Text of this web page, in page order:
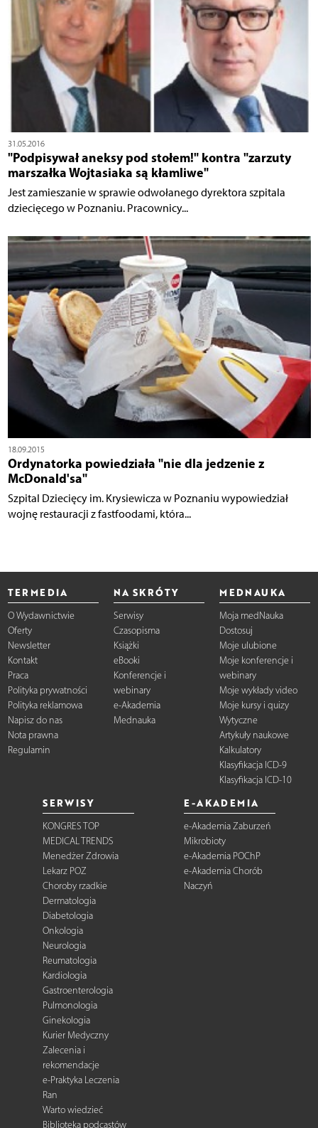
31.05.2016
"Podpisywał aneksy pod stołem!" kontra "zarzuty
marszałka Wojtasiaka są kłamliwe"
Jest zamieszanie w sprawie odwołanego dyrektora szpitala
dziecięcego w Poznaniu. Pracownicy...
18.09.2015
Ordynatorka powiedziała "nie dla jedzenie z
McDonald'sa"
Szpital Dziecięcy im. Krysiewicza w Poznaniu wypowiedział
wojnę restauracji z fastfoodami, która...
TERMEDIA
O Wydawnictwie
Oferty
Newsletter
Kontakt
Praca
Polityka prywatności
Polityka reklamowa
Napisz do nas
Nota prawna
Regulamin
NA SKRÓTY
Serwisy
Czasopisma
Książki
eBooki
Konferencje i
webinary
e-Akademia
Mednauka
MEDNAUKA
Moja medNauka
Dostosuj
Moje ulubione
Moje konferencje i
webinary
Moje wykłady video
Moje kursy i quizy
Wytyczne
Artykuły naukowe
Kalkulatory
Klasyfikacja ICD-9
Klasyfikacja ICD-10
SERWISY
KONGRES TOP
MEDICAL TRENDS
Menedżer Zdrowia
Lekarz POZ
Choroby rzadkie
Dermatologia
Diabetologia
Onkologia
Neurologia
Reumatologia
Kardiologia
Gastroenterologia
Pulmonologia
Ginekologia
Kurier Medyczny
Zalecenia i
rekomendacje
e-Praktyka Leczenia
Ran
Warto wiedzieć
Biblioteka podcastów
E-AKADEMIA
e-Akademia Zaburzeń
Mikrobioty
e-Akademia POChP
e-Akademia Chorób
Naczyń